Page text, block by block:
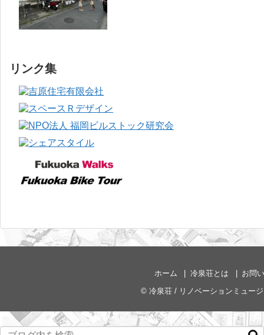
リンク集
ホーム 冷泉荘とは
お問
© 冷泉荘 / リノベーションミュー